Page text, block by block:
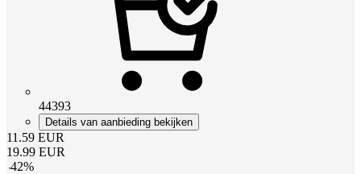
44393
Details van aanbieding bekijken
11.59 EUR
19.99 EUR
-42%